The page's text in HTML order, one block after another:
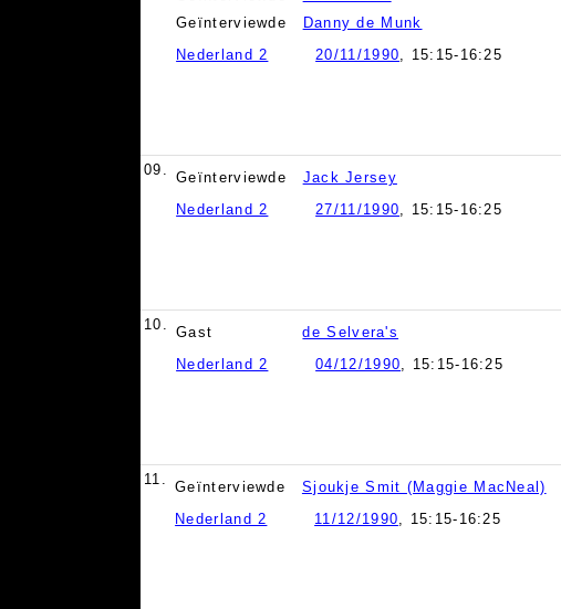
Geïnterviewde
Danny de Munk
Nederland 2
20/11/1990, 15:15-16:25
09. Geïnterviewde
Jack Jersey
Nederland 2
27/11/1990, 15:15-16:25
10. Gast
de Selvera's
Nederland 2
04/12/1990, 15:15-16:25
11. Geïnterviewde
Sjoukje Smit (Maggie MacNeal)
Nederland 2
11/12/1990, 15:15-16:25